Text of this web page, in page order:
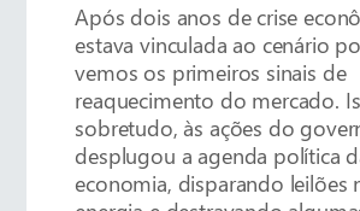
Após dois anos de crise
estava vinculada ao cenário
vemos os primeiros sinais de
reaquecimento do mercado.
sobretudo, às ações do
desplugou a agenda política
economia, disparando leilões